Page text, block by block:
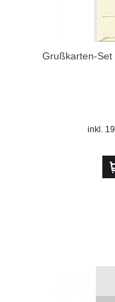
Grußkarten-Set
inkl.